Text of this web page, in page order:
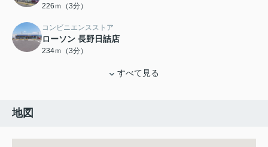
226ｍ（3分）
コンビニエンスストア
ローソン 長野日詰店
234ｍ（3分）
すべて見る
地図